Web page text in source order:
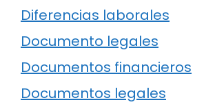
Diferencias laborales
Documento legales
Documentos financieros
Documentos legales